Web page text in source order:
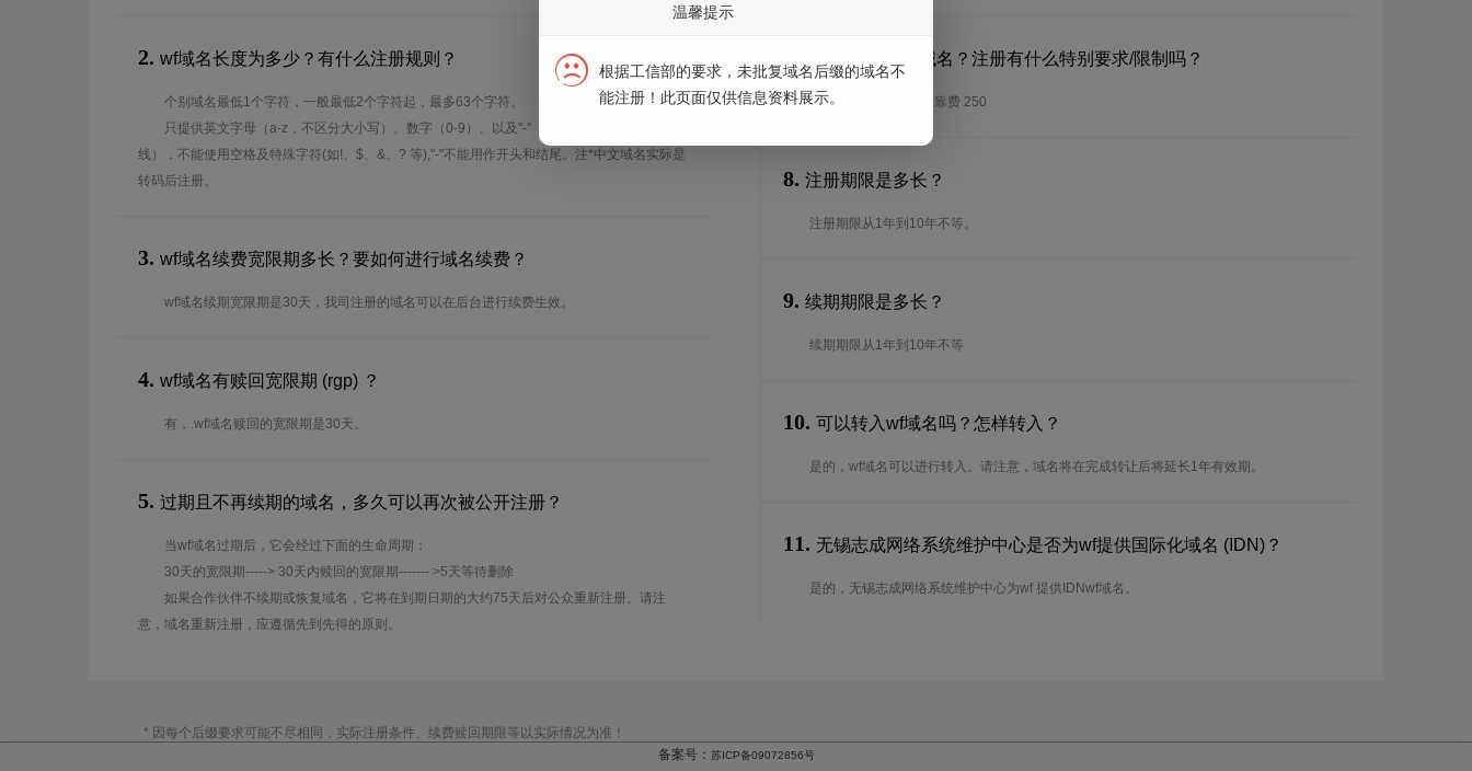
2. wf域名长度为多少？有什么注册规则？
个别域名最低1个字符，一般最低2个字符起，最多63个字符。
只提供英文字母（a-z，不区分大小写）、数字（0-9）、以及"-"（英文中的连词号，即中横
线），不能使用空格及特殊字符(如!、$、&、? 等),"-"不能用作开头和结尾。注*中文域名实际是
转码后注册。
3. wf域名续费宽限期多长？要如何进行域名续费？
wf域名续期宽限期是30天，我司注册的域名可以在后台进行续费生效。
4. wf域名有赎回宽限期 (rgp) ？
有，.wf域名赎回的宽限期是30天。
5. 过期且不再续期的域名，多久可以再次被公开注册？
当wf域名过期后，它会经过下面的生命周期：
30天的宽限期-----> 30天内赎回的宽限期------- >5天等待删除
如果合作伙伴不续期或恢复域名，它将在到期日期的大约75天后对公众重新注册。请注
意，域名重新注册，应遵循先到先得的原则。
谁可以注册 .wf域名？注册有什么特别要求/限制吗？
特殊要求:只能挂靠 挂靠费 250
8. 注册期限是多长？
注册期限从1年到10年不等。
9. 续期期限是多长？
续期期限从1年到10年不等
10. 可以转入wf域名吗？怎样转入？
是的，wf域名可以进行转入。请注意，域名将在完成转让后将延长1年有效期。
11. 无锡志成网络系统维护中心是否为wf提供国际化域名 (IDN)？
是的，无锡志成网络系统维护中心为wf 提供IDNwf域名。
* 因每个后缀要求可能不尽相同，实际注册条件、续费赎回期限等以实际情况为准！
备案号： 苏ICP备09072856号
温馨提示
根据工信部的要求，未批复域名后缀的域名不
能注册！此页面仅供信息资料展示。